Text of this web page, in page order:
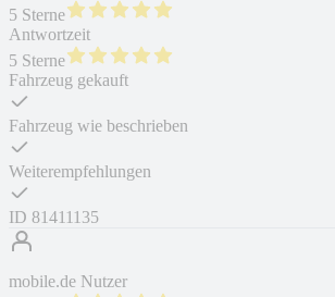
5 Sterne
Antwortzeit
5 Sterne
Fahrzeug gekauft
Fahrzeug wie beschrieben
Weiterempfehlungen
ID 81411135
mobile.de Nutzer